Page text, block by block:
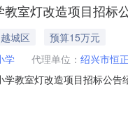
室灯改造项目招标
城区
预算15万元
学 代理单位： 绍兴市恒
教室灯改造项目招标公
元)01标绍兴市越城区沥